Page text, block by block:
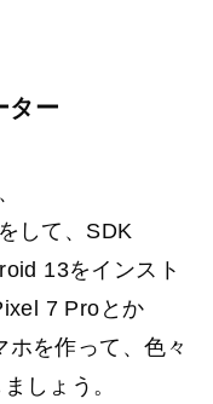
ター
して、SDK
13をインスト
7 Proとか
を作って、色々
しょう。